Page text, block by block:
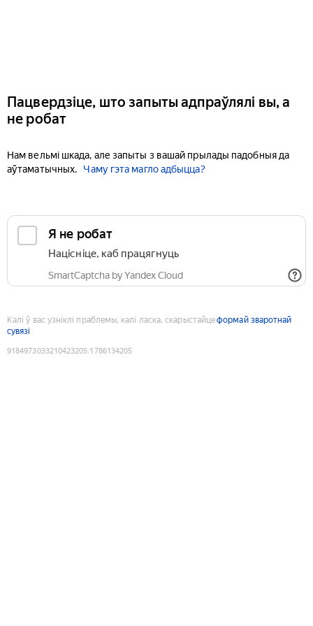
Пацвердзіце, што запыты адпраўлялі вы, а
не робат
Нам вельмі шкада, але запыты з вашай прылады падобныя да
аўтаматычных.
Чаму гэта магло адбыцца?
Я не робат
Націсніце, каб працягнуць
SmartCaptcha by Yandex Cloud
Калі ў вас узніклі праблемы, калі ласка, скарыстайцеформай зваротнай
сувязі
9184973033210423205:1786134205